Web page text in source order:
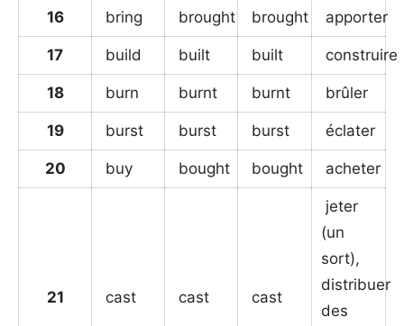
16 bring brought brought apporter
17 build built built construire
18 burn burnt burnt brûler
19 burst burst burst éclater
20 buy bought bought acheter
21 cast cast cast
jeter
(un
sort),
distribuer
des